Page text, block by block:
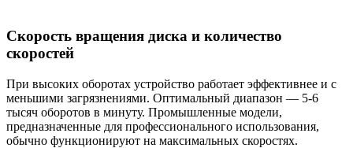
Скорость вращения диска и количество
скоростей
При высоких оборотах устройство работает эффективнее и с
меньшими загрязнениями. Оптимальный диапазон — 5-6
тысяч оборотов в минуту. Промышленные модели,
предназначенные для профессионального использования,
обычно функционируют на максимальных скоростях.